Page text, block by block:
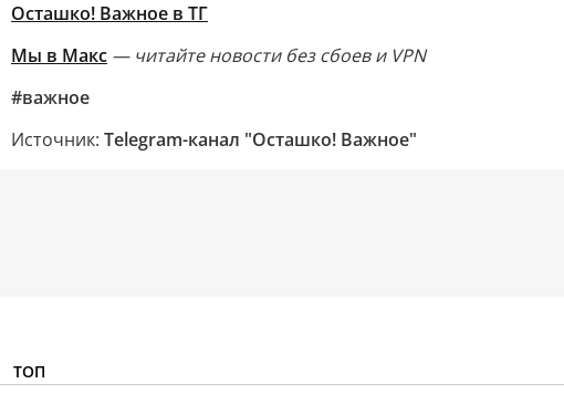
Осташко! Важное в ТГ
Мы в Макс — читайте новости без сбоев и VPN
#важное
Источник: Telegram-канал "Осташко! Важное"
ТОП